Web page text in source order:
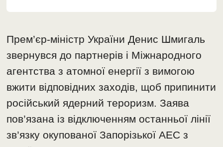
Прем’єр-міністр України Денис Шмигаль
звернувся до партнерів і Міжнародного
агентства з атомної енергії з вимогою
вжити відповідних заходів, щоб припинити
російський ядерний тероризм. Заява
пов’язана із відключенням останньої лінії
зв’язку окупованої Запорізької АЕС з